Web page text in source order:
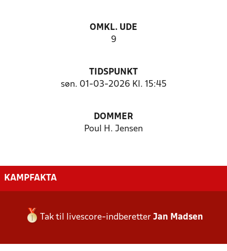
OMKL. UDE
9
TIDSPUNKT
søn. 01-03-2026 Kl. 15:45
DOMMER
Poul H. Jensen
KAMPFAKTA
Tak til livescore-indberetter Jan Madsen